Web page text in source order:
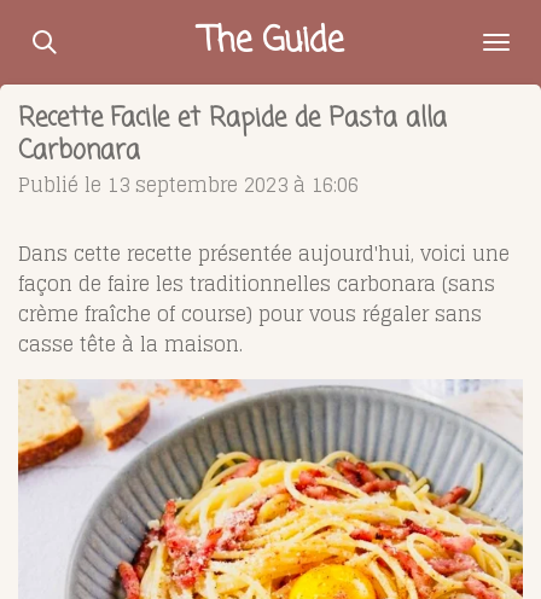
Passer
contenu
principal
The Guide
Recette Facile et Rapide de Pasta alla
Carbonara
Publié le 13 septembre 2023 à 16:06
Dans cette recette présentée aujourd'hui, voici une
façon de faire les traditionnelles carbonara (sans
crème fraîche of course) pour vous régaler sans
casse tête à la maison.